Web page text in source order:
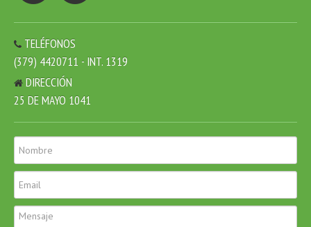
TELÉFONOS
(379) 4420711 - INT. 1319
DIRECCIÓN
25 DE MAYO 1041